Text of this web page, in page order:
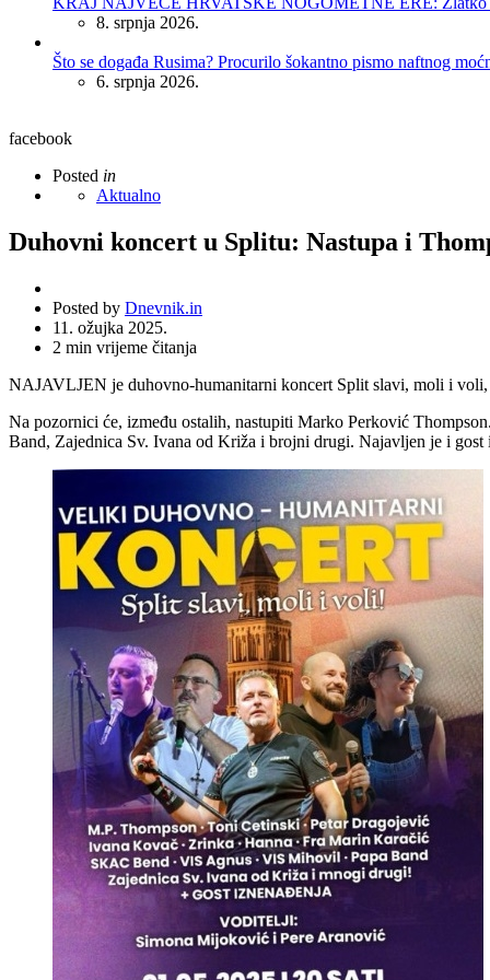
8. srpnja 2026.
Što se događa Rusima? Procurilo šokantno pismo naftnog
6. srpnja 2026.
facebook
Posted in
Aktualno
Duhovni koncert u Splitu: Nastupa i
Posted by Dnevnik.in
11. ožujka 2025.
2 min vrijeme čitanja
NAJAVLJEN je duhovno-humanitarni koncert Split slavi, moli i
Na pozornici će, između ostalih, nastupiti Marko Perković
Band, Zajednica Sv. Ivana od Križa i brojni drugi. Najavljen je i gost